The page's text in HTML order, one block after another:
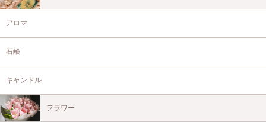
アロマ
石鹸
キャンドル
フラワー